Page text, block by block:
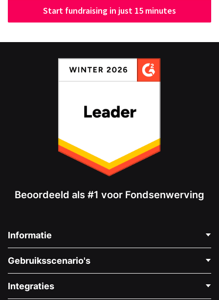
Start fundraising in just 15 minutes
Beoordeeld als #1 voor Fondsenwerving
Informatie
Over Ons
Vacatures
Gebruiksscenario's
Medische Fondsenwerving
Integraties